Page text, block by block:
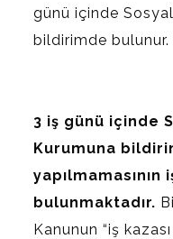
günü içinde
bildirimde bulunur.
3 iş günü içinde
Kurumuna
bulunmaktadır.
Kanunun “iş